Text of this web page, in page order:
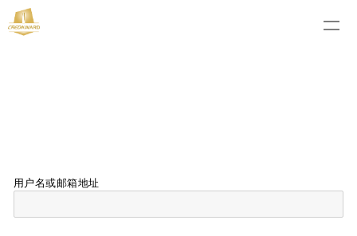
用户名或邮箱地址